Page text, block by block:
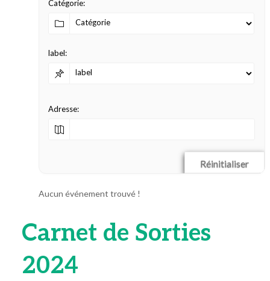
Catégorie:
label:
Adresse:
Réinitialiser
Aucun événement trouvé !
Carnet de Sorties
2024